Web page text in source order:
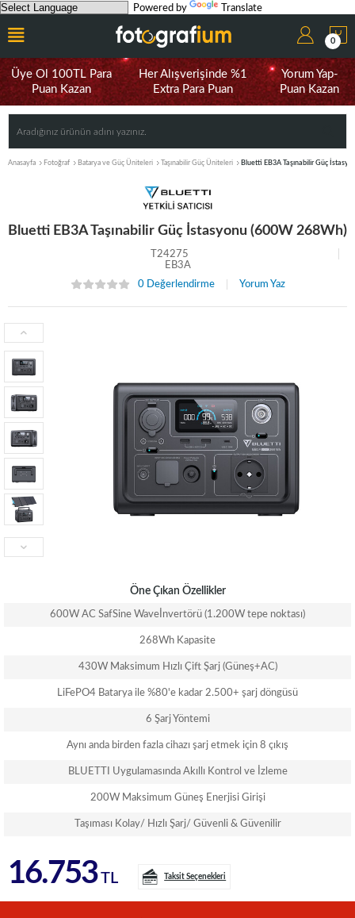
Powered by Translate
0
Üye Ol 100TL Para
Puan Kazan
Her Alışverişinde %1
Extra Para Puan
Yorum Yap-
Puan Kazan
Anasayfa Fotoğraf Batarya ve Güç Üniteleri Taşınabilir Güç Üniteleri Bluetti EB3A Taşınabilir Güç
Bluetti EB3A Taşınabilir Güç İstasyonu (600W 268Wh)
T24275
EB3A
0 Değerlendirme
Yorum Yaz
Öne Çıkan Özellikler
600W AC SafSine Wave İnvertörü (1.200W tepe noktası)
268Wh Kapasite
430W Maksimum Hızlı Çift Şarj (Güneş+AC)
LiFePO4 Batarya ile %80'e kadar 2.500+ şarj döngüsü
6 Şarj Yöntemi
Aynı anda birden fazla cihazı şarj etmek için 8 çıkış
BLUETTI Uygulamasında Akıllı Kontrol ve İzleme
200W Maksimum Güneş Enerjisi Girişi
Taşıması Kolay/ Hızlı Şarj/ Güvenli & Güvenilir
16.753TL Taksit Seçenekleri